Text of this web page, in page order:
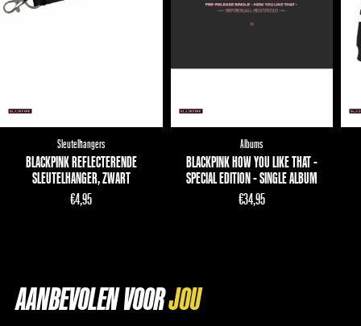
Sleutelhangers
BLACKPINK REFLECTERENDE
SLEUTELHANGER, ZWART
€4,95
Albums
BLACKPINK HOW YOU LIKE THAT -
SPECIAL EDITION - SINGLE ALBUM
€34,95
AANBEVOLEN VOOR